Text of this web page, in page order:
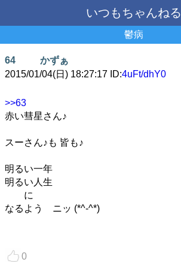
いつもちゃんねる
鬱病
64
かずぁ
2015/01/04(日) 18:27:17 ID:4uFt/dhY0
>>63
赤い彗星さん♪
スーさん♪も 皆も♪
明るい一年
明るい人生
に
なるよう ニッ (*^-^*)
0